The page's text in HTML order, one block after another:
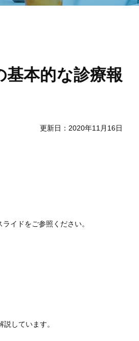
基本的な診療報
更新日：2020年11月16日
イドをご参照ください。
しています。